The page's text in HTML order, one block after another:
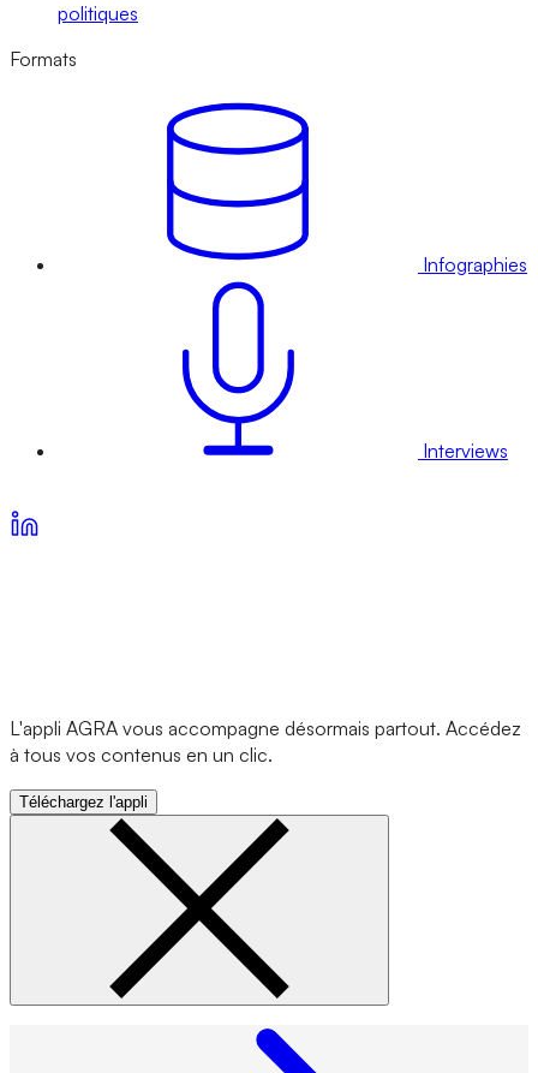
politiques
Formats
Infographies
Interviews
L'appli AGRA vous accompagne désormais partout. Accédez
à tous vos contenus en un clic.
Téléchargez l'appli